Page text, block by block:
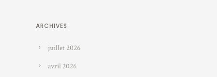
ARCHIVES
juillet 2026
avril 2026